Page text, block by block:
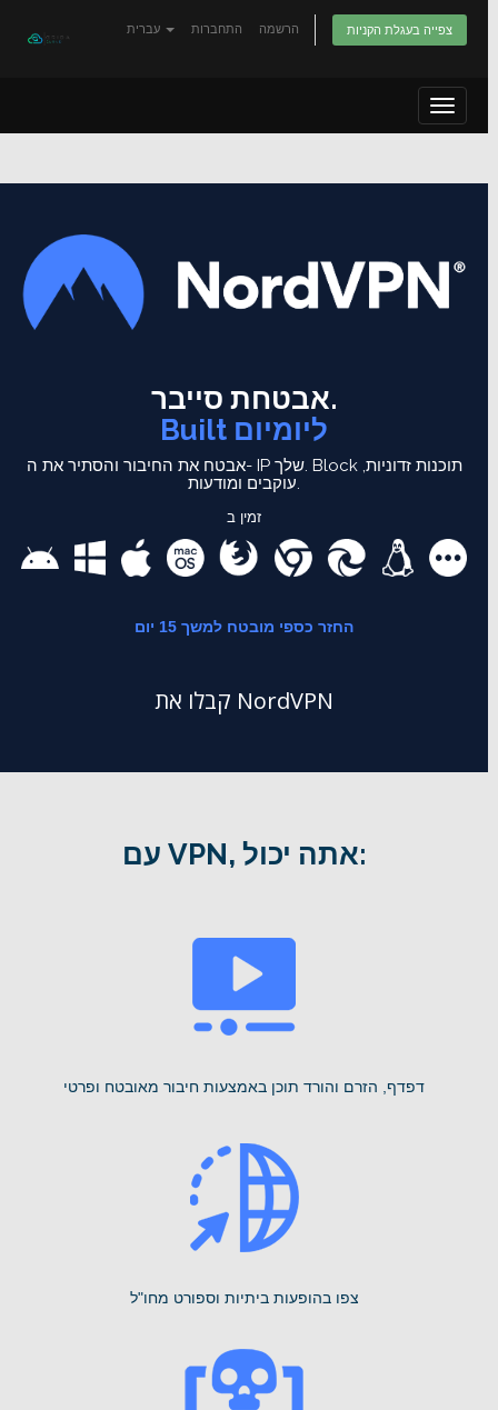
התחברות הרשמה צפייה בעגלת הקניות
Toggle
אבטחת סייבר.
Built ליומיום
אבטח את החיבור והסתיר את ה- IP שלך. Block תוכנות זדוניות,
עוקבים ומודעות.
זמין ב
החזר כספי מובטח למשך 15 יום
קבלו את NordVPN
עם VPN, אתה יכול:
דפדף, הזרם והורד תוכן באמצעות חיבור מאובטח ופרטי
צפו בהופעות ביתיות וספורט מחו"ל